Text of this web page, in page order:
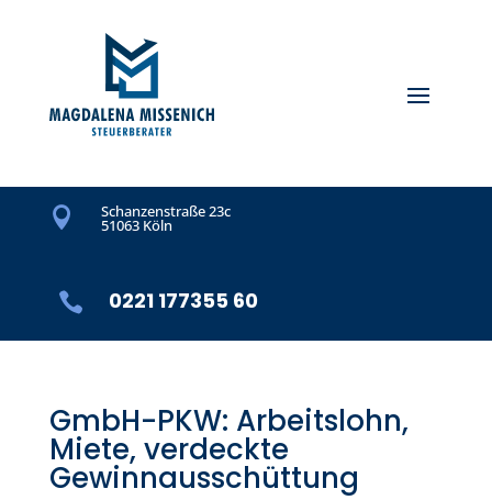
 Schanzenstraße 23c
51063 Köln
 0221 177355 60
GmbH-PKW: Arbeitslohn,
Miete, verdeckte
Gewinnausschüttung